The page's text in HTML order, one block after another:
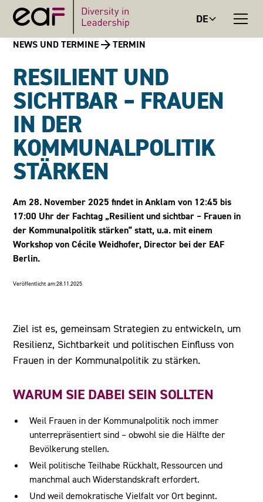
DE
NEWS UND TERMINE TERMIN
RESILIENT UND
SICHTBAR – FRAUEN
IN DER
KOMMUNALPOLITIK
STÄRKEN
Am 28. November 2025 findet in Anklam von 12:45 bis
17:00 Uhr der Fachtag „Resilient und sichtbar – Frauen in
der Kommunalpolitik stärken“ statt, u.a. mit einem
Workshop von Cécile Weidhofer, Director bei der EAF
Berlin.
Veröffentlicht am:28.11.2025
Ziel ist es, gemeinsam Strategien zu entwickeln, um
Resilienz, Sichtbarkeit und politischen Einfluss von
Frauen in der Kommunalpolitik zu stärken.
WARUM SIE DABEI SEIN SOLLTEN
Weil Frauen in der Kommunalpolitik noch immer
unterrepräsentiert sind – obwohl sie die Hälfte der
Bevölkerung stellen.
Weil politische Teilhabe Rückhalt, Ressourcen und
manchmal auch Widerstandskraft erfordert.
Und weil demokratische Vielfalt vor Ort beginnt.